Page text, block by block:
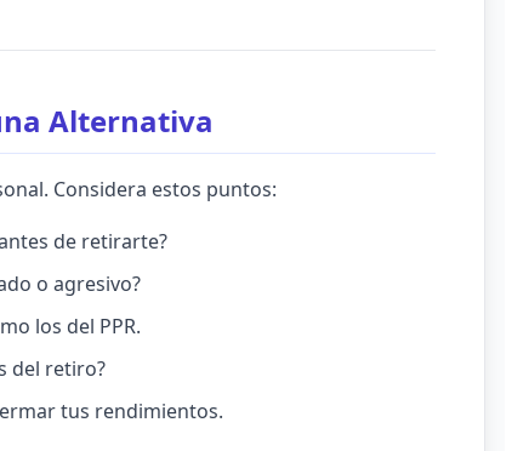
Alternativa
Considera estos puntos:
de retirarte?
o agresivo?
los del PPR.
del retiro?
tus rendimientos.